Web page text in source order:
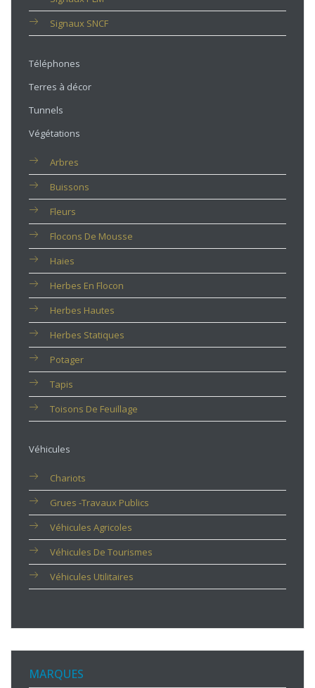
Signaux SNCF
Téléphones
Terres à décor
Tunnels
Végétations
Arbres
Buissons
Fleurs
Flocons De Mousse
Haies
Herbes En Flocon
Herbes Hautes
Herbes Statiques
Potager
Tapis
Toisons De Feuillage
Véhicules
Chariots
Grues -travaux Publics
Véhicules Agricoles
Véhicules De Tourismes
Véhicules Utilitaires
MARQUES